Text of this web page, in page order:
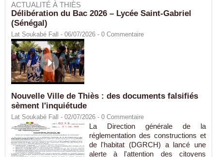
ACTUALITÉ À THIÈS
Délibération du Bac 2026 – Lycée Saint-Gabriel
(Sénégal)
Lat Soukabé Fall - 06/07/2026 - 0 Commentaire
Nouvelle Ville de Thiès : des documents falsifiés
sèment l'inquiétude
Lat Soukabé Fall - 02/07/2026 - 0 Commentaire
La Direction générale de la
réglementation des constructions et
de l'habitat (DGRCH) a lancé une
alerte à l'attention des citoyens